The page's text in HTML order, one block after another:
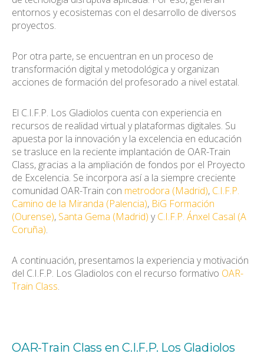
entornos y ecosistemas con el desarrollo de diversos
proyectos.
Por otra parte, se encuentran en un proceso de
transformación digital y metodológica y organizan
acciones de formación del profesorado a nivel estatal.
El C.I.F.P. Los Gladiolos cuenta con experiencia en
recursos de realidad virtual y plataformas digitales. Su
apuesta por la innovación y la excelencia en educación
se trasluce en la reciente implantación de OAR-Train
Class, gracias a la ampliación de fondos por el Proyecto
de Excelencia. Se incorpora así a la siempre creciente
comunidad OAR-Train con metrodora (Madrid), C.I.F.P.
Camino de la Miranda (Palencia), BiG Formación
(Ourense), Santa Gema (Madrid) yC.I.F.P. Ánxel Casal (A
Coruña).
A continuación, presentamos la experiencia y motivación
del C.I.F.P. Los Gladiolos con el recurso formativo OAR-
Train Class.
OAR-Train Class en C.I.F.P. Los Gladiolos